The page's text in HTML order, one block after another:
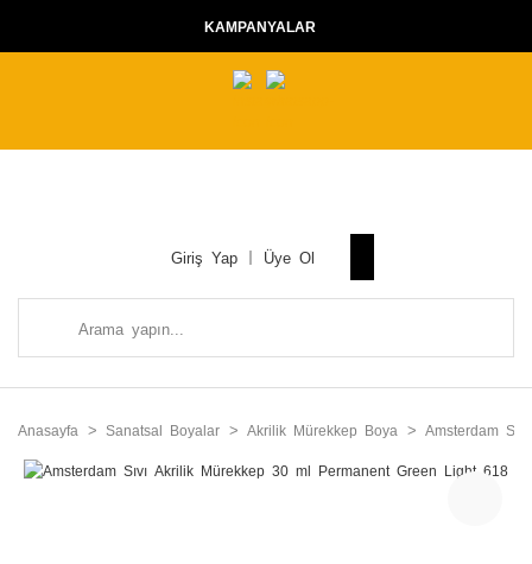
KAMPANYALAR
Giriş Yap Üye Ol
Anasayfa Sanatsal Boyalar Akrilik Mürekkep Boya Amsterdam